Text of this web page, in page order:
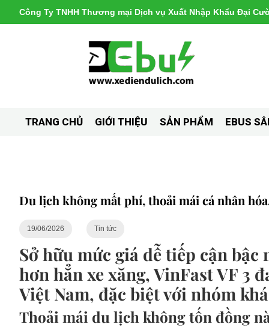
Công Ty TNHH Thương mại Dịch vụ Xuất Nhập Khẩu Đại
TRANG CHỦ GIỚI THIỆU SẢN PHẨM EBUS
Du lịch không mất phí, thoải mái cá nhân
19/06/2026 Tin tức
Sở hữu mức giá dễ tiếp cận
hơn hẳn xe xăng, VinFast VF 3
Việt Nam, đặc biệt với nhóm
Thoải mái du lịch không tốn đồng